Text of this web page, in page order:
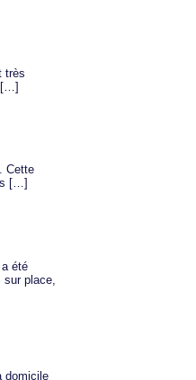
très
[…]
Cette
[…]
été
place,
domicile